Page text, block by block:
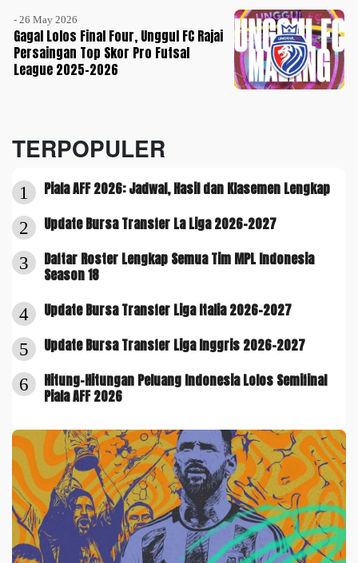
- 26 May 2026
Gagal Lolos Final Four, Unggul FC Rajai
Persaingan Top Skor Pro Futsal
League 2025-2026
TERPOPULER
1 Piala AFF 2026: Jadwal, Hasil dan Klasemen Lengkap
2 Update Bursa Transfer La Liga 2026-2027
3
Daftar Roster Lengkap Semua Tim MPL Indonesia
Season 18
4 Update Bursa Transfer Liga Italia 2026-2027
5 Update Bursa Transfer Liga Inggris 2026-2027
6
Hitung-Hitungan Peluang Indonesia Lolos Semifinal
Piala AFF 2026